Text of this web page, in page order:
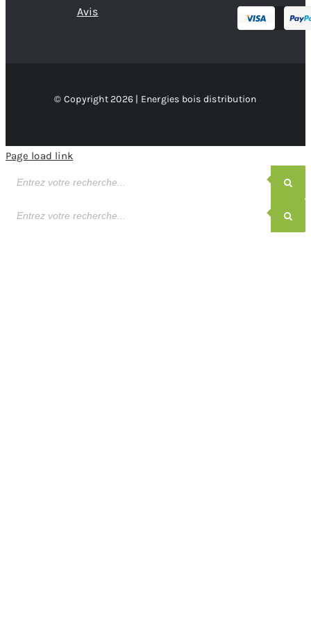
Avis
© Copyright 2026 | Energies bois distribution
Page load link
de
de